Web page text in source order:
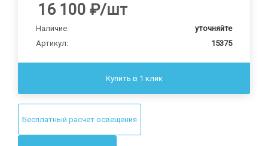
16 100 ₽/шт
Наличие:
уточняйте
Артикул:
15375
Купить в 1 клик
Бесплатный расчет освещения